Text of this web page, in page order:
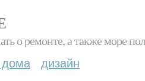
о ремонте, а также море
дизайн